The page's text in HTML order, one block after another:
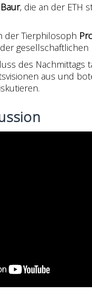
, die an der ETH
der Tierphilosoph
des Nachmittags
aus und